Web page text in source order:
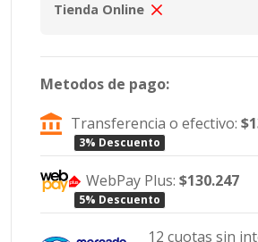
Tienda Online
Metodos de pago:
Transferencia o efectivo:
3% Descuento
WebPay Plus:$130.247
5% Descuento
12 cuotas sin